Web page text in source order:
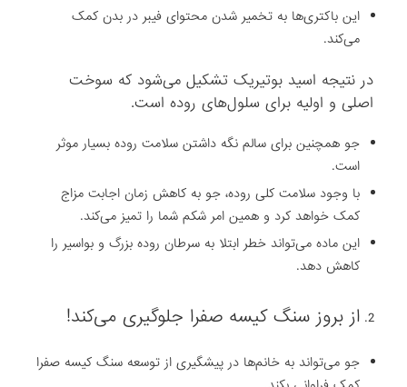
این باکتری‌ها به تخمیر شدن ‏محتوای فیبر در بدن کمک
می‌کند.
در نتیجه اسید بوتیریک تشکیل می‌شود که سوخت
اصلی و ‏اولیه برای سلول‌های روده است.
جو همچنین برای سالم نگه داشتن سلامت روده بسیار موثر
‏است.
با وجود سلامت کلی روده، جو به کاهش زمان اجابت مزاج
کمک خواهد کرد و همین امر ‏شکم شما را تمیز می‌کند.
این ماده می‌تواند خطر ابتلا به سرطان روده بزرگ و بواسیر را
کاهش ‏دهد‎.
‎از بروز سنگ کیسه صفرا جلوگیری می‌کند‎!
‎جو می‌تواند به خانم‌ها در پیشگیری از توسعه سنگ کیسه ‏صفرا